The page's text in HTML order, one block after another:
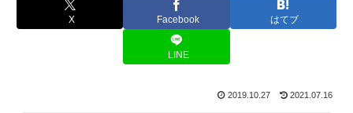
X Facebook はてブ
LINE
2019.10.27 2021.07.16